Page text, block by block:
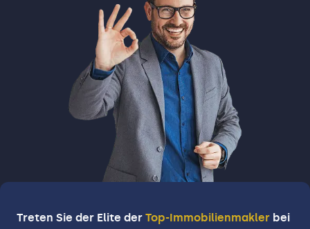
Treten Sie der Elite der Top-Immobilienmakler bei